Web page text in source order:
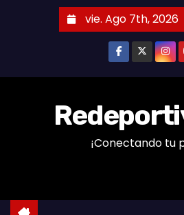
n
vie. Ago 7th, 2026
¡Conectando tu